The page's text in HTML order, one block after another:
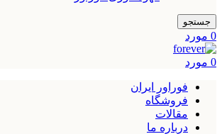
جستجو
0 مورد
0 مورد
فوراور ایران
فروشگاه
مقالات
درباره ما